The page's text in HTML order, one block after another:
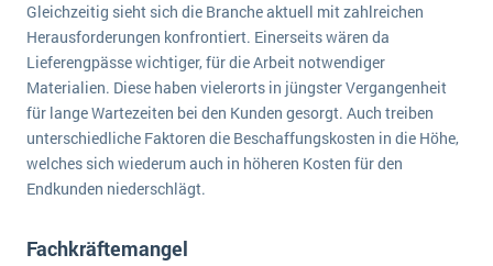
Gleichzeitig sieht sich die Branche aktuell mit zahlreichen
Herausforderungen konfrontiert. Einerseits wären da
Lieferengpässe wichtiger, für die Arbeit notwendiger
Materialien. Diese haben vielerorts in jüngster Vergangenheit
für lange Wartezeiten bei den Kunden gesorgt. Auch treiben
unterschiedliche Faktoren die Beschaffungskosten in die Höhe,
welches sich wiederum auch in höheren Kosten für den
Endkunden niederschlägt.
Fachkräftemangel